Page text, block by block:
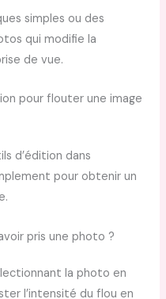
simples ou des
qui modifie la
de vue.
pour flouter une image
d’édition dans
pour obtenir un
pris une photo ?
la photo en
l’intensité du flou en